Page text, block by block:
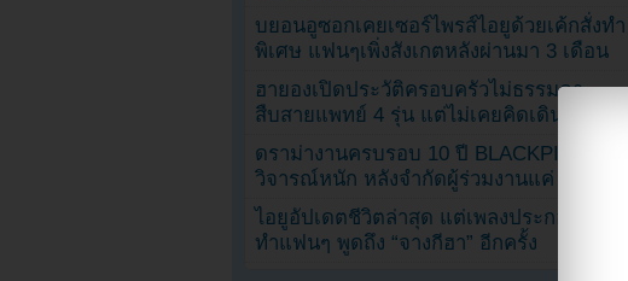
บยอนอูซอกเคยเซอร์ไพรส์ไอยูด้วยเค้กสั่งทำ
พิเศษ แฟนๆเพิ่งสังเกตหลังผ่านมา 3 เดือน
ฮายองเปิดประวัติครอบครัวไม่ธรรมดา
สืบสายแพทย์ 4 รุ่น แต่ไม่เคยคิดเดินตามรอย
ดราม่างานครบรอบ 10 ปี BLACKPINK แฟน
วิจารณ์หนัก หลังจำกัดผู้ร่วมงานแค่ 40 คน
ไอยูอัปเดตชีวิตล่าสุด แต่เพลงประกอบโพสต์
ทำแฟนๆ พูดถึง “จางกีฮา” อีกครั้ง